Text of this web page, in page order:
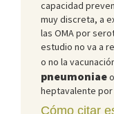
capacidad
muy discreta, a
las OMA por
estudio no va a
o no la
pneumoniae
heptavalente por
Cómo citar